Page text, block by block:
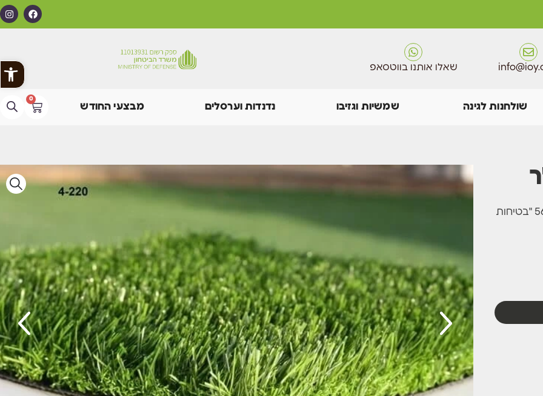
שאלו אותנו בווטסאפ
שולחנות לגינה שמשיות וגזיבו נדנדות וערסלים מבצעי החודש
0
דשא מאושר ע"י מכון התקנים הישראלי בתו התקן הישראלי 562 "בטיחות
בריכות,